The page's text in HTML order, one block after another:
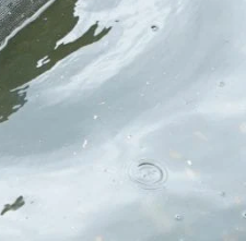
Berita
Bisnis
Budidaya
Event
Informasi Lain
Pembenihan Ikan
Pembesaran Ikan